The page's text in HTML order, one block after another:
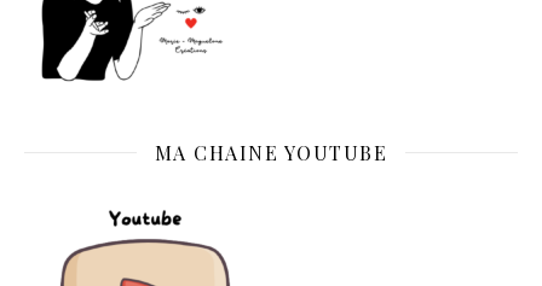
MA CHAINE YOUTUBE